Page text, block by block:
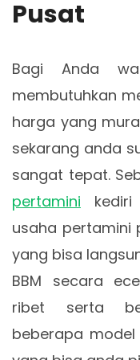
Pusat
Bagi Anda
membutuhkan
harga yang
sekarang anda
sangat tepat.
pertamini kediri
usaha pertamini
yang bisa
BBM secara
ribet serta
beberapa